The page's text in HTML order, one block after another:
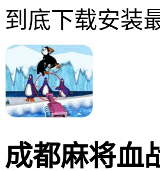
到底下载安装
成都麻将血